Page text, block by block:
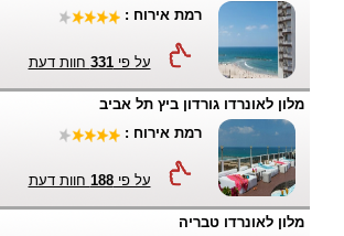
רמת אירוח :
על פי331 חוות דעת
מלון לאונרדו גורדון ביץ תל אביב
רמת אירוח :
על פי188 חוות דעת
מלון לאונרדו טבריה